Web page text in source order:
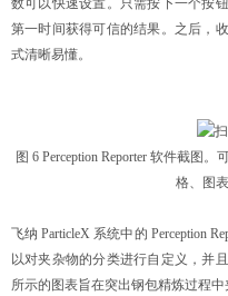
数可以快速设置。只需按下一个按
第一时间获得可信的结果。之后，
式清晰易懂。
图 6 Perception Reporter 软件截图
格、图
飞纳 ParticleX 系统中的 Perception
以对夹杂物的分类进行自定义，并
所示的图表旨在突出钢包精炼过程中